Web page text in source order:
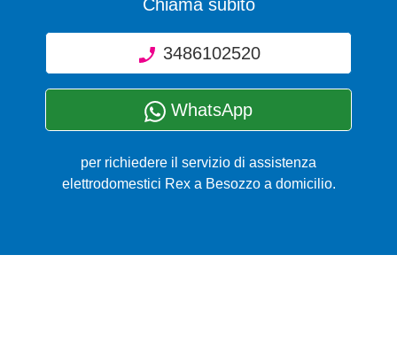
Chiama subito
3486102520
WhatsApp
per richiedere il servizio di assistenza
elettrodomestici Rex a Besozzo a domicilio.